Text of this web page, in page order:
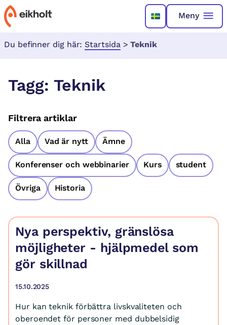
Meny
Du befinner dig här: Startsida > Teknik
Tagg: Teknik
Filtrera artiklar
Alla Vad är nytt Ämne
Konferenser och webbinarier Kurs student
Övriga Historia
Nya perspektiv, gränslösa
möjligheter - hjälpmedel som
gör skillnad
15.10.2025
Hur kan teknik förbättra livskvaliteten och
oberoendet för personer med dubbelsidig